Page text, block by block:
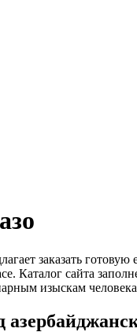
заказать
Каталог сайта
изыскам